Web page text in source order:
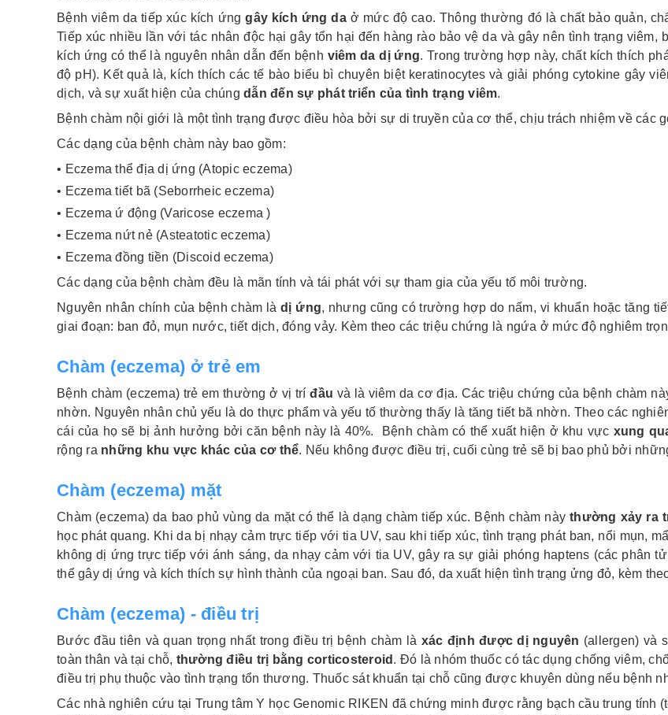
Bệnh viêm da tiếp xúc kích ứnggây kích ứng daở mức độ cao. Thông thường đó là chất bảo quản,
Tiếp xúc nhiều lần với tác nhân độc hại gây tổn hại đến hàng rào bảo vệ da và gây nên tình trạng
kích ứng có thể là nguyên nhân dẫn đến bệnh viêm da dị ứng. Trong trường hợp này, chất kích thích
độ pH). Kết quả là, kích thích các tế bào biểu bì chuyên biệt keratinocytes và giải phóng cytokine gây
dịch, và sự xuất hiện của chúng dẫn đến sự phát triển của tình trạng viêm.
Bệnh chàm nội giới là một tình trạng được điều hòa bởi sự di truyền của cơ thể, chịu trách nhiệm về các
Các dạng của bệnh chàm này bao gồm:
• Eczema thể địa dị ứng (Atopic eczema)
• Eczema tiết bã (Seborrheic eczema)
• Eczema ứ động (Varicose eczema )
• Eczema nứt nẻ (Asteatotic eczema)
• Eczema đồng tiền (Discoid eczema)
Các dạng của bệnh chàm đều là mãn tính và tái phát với sự tham gia của yếu tố môi trường.
Nguyên nhân chính của bệnh chàm làdị ứng, nhưng cũng có trường hợp do nấm, vi khuẩn hoặc tăng
giai đoạn: ban đỏ, mụn nước, tiết dịch, đóng vảy. Kèm theo các triệu chứng là ngứa ở mức độ nghiêm
Chàm (eczema) ở trẻ em
Bệnh chàm (eczema) trẻ em thường ở vị tríđầu và là viêm da cơ địa. Các triệu chứng của bệnh chàm
nhờn. Nguyên nhân chủ yếu là do thực phẩm và yếu tố thường thấy là tăng tiết bã nhờn. Theo các
cái của họ sẽ bị ảnh hưởng bởi căn bệnh này là 40%. Bệnh chàm có thể xuất hiện ở khu vực xung
rộng ra những khu vực khác của cơ thể. Nếu không được điều trị, cuối cùng trẻ sẽ bị bao phủ bởi
Chàm (eczema) mặt
Chàm (eczema) da bao phủ vùng da mặt có thể là dạng chàm tiếp xúc. Bệnh chàm nàythường xảy ra
học phát quang. Khi da bị nhạy cảm trực tiếp với tia UV, sau khi tiếp xúc, tình trạng phát ban, nổi mụn,
không dị ứng trực tiếp với ánh sáng, da nhạy cảm với tia UV, gây ra sự giải phóng haptens (các phân
thể gây dị ứng và kích thích sự hình thành của ngoại ban. Sau đó, da xuất hiện tình trạng ửng đỏ, kèm
Chàm (eczema) - điều trị
Bước đầu tiên và quan trọng nhất trong điều trị bệnh chàm là xác định được dị nguyên (allergen) và
toàn thân và tại chỗ, thường điều trị bằng corticosteroid . Đó là nhóm thuốc có tác dụng chống viêm,
điều trị phụ thuộc vào tình trạng tổn thương. Thuốc sát khuẩn tại chỗ cũng được khuyên dùng nếu bệnh
Các nhà nghiên cứu tại Trung tâm Y học Genomic RIKEN đã chứng minh được rằng bạch cầu trung tính